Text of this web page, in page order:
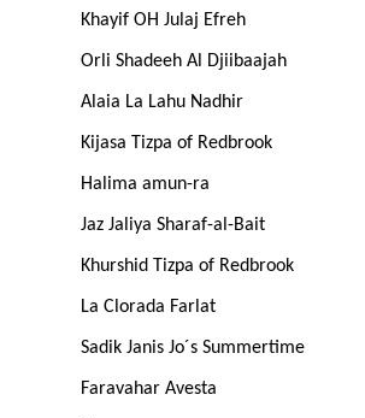
Khayif OH Julaj Efreh
Orli Shadeeh Al Djiibaajah
Alaia La Lahu Nadhir
Kijasa Tizpa of Redbrook
Halima amun-ra
Jaz Jaliya Sharaf-al-Bait
Khurshid Tizpa of Redbrook
La Clorada Farlat
Sadik Janis Jo´s Summertime
Faravahar Avesta